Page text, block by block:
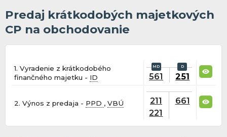
Predaj krátkodobých majetkových
CP na obchodovanie
1. Vyradenie z krátkodobého
finančného majetku - ID 561 251
2. Výnos z predaja - PPD ,VBÚ
211
221
661